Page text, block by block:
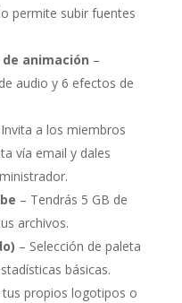
permite subir fuentes
animación –
audio y 6 efectos de
a los miembros
vía email y dales
– Tendrás 5 GB de
archivos.
– Selección de paleta
básicas.
propios logotipos o